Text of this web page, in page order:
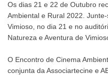
Os dias 21 e 22 de Outubro
Ambiental e Rural 2022.
Vimioso, no dia 21 e no
Natureza e Aventura de
O Encontro de Cinema
conjunta da Associartecine e